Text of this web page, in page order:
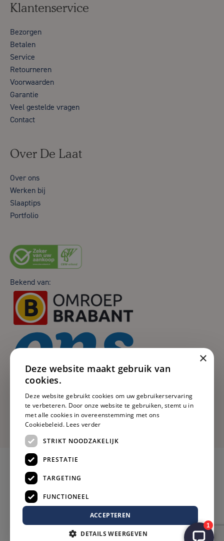
Klantenservice
Bezorgen
Betalen
Service
Retourneren
Voorwaarden
Garantie
Veel gestelde vragen
Contact
Over De Laat
Over ons
Werken bij
Slaaptips
Portfolio
Bekend van:
×
Deze website maakt gebruik van
cookies.
Deze website gebruikt cookies om uw gebruikerservaring
te verbeteren. Door onze website te gebruiken, stemt u in
met alle cookies in overeenstemming met ons
Cookiebeleid. Lees verder
STRIKT NOODZAKELIJK
PRESTATIE
TARGETING
FUNCTIONEEL
ACCEPTEREN
DETAILS WEERGEVEN